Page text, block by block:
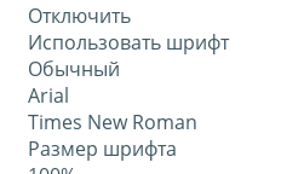
Отключить
Использовать шрифт
Обычный
Arial
Times New Roman
Размер шрифта